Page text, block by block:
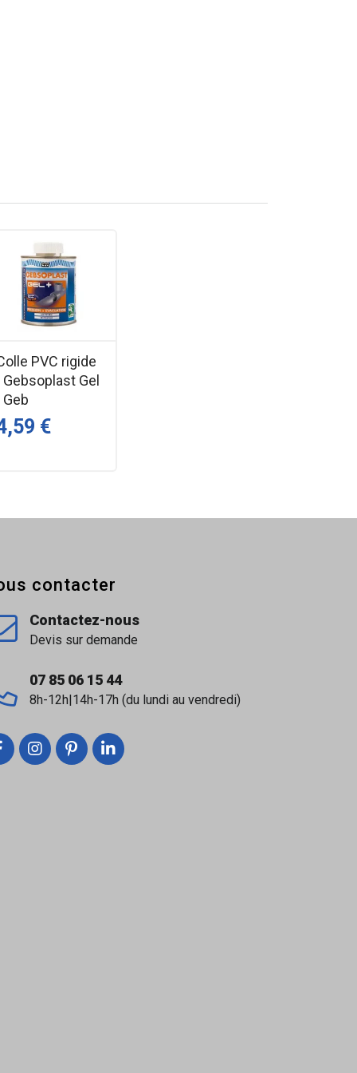
PVC rigide
Gebsoplast Gel
Geb
€
contacter
Contactez-nous
Devis sur demande
07 85 06 15 44
8h-12h|14h-17h (du lundi au vendredi)